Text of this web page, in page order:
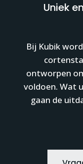
Uniek
Bij Kubik
ontworpen
voldoen. Wat
gaan de